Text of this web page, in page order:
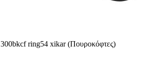
300bkcf ring54 xikar (Πουροκόφτες)